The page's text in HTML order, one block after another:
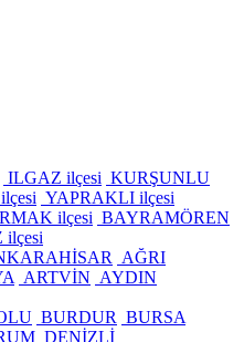
ILGAZ ilçesi KURŞUNLU
YAPRAKLI ilçesi
ilçesi BAYRAMÖREN
ilçesi
AĞRI
ARTVİN AYDIN
BURDUR BURSA
DENİZLİ